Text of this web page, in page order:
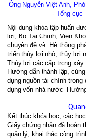
Ông Nguyễn Việt Anh,
- Tổng cục
Nội dung khóa tập huấn
lợi, Bộ Tài Chính, Viện
chuyên đề về: Hệ thống
triển thủy lợi nhỏ, thủy lợi
Thủy lợi các cấp trong xây
Hướng dẫn thành lập,
dụng nguồn tài chính
dụng vốn nhà nước;
Kết thúc khóa học, các
Giấy chứng nhận đã hoàn
quản lý, khai thác công